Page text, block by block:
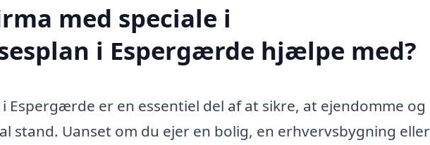
med speciale i
i Espergærde hjælpe med?
Espergærde er en essentiel del af at sikre, at ejendomme og
stand. Uanset om du ejer en bolig, en erhvervsbygning